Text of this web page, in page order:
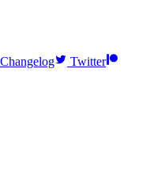
Changelog
Twitter